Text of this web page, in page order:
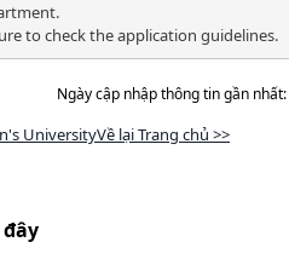
to check the application guidelines.
Ngày cập nhập thông tin gần
UniversityVề lại Trang chủ >>